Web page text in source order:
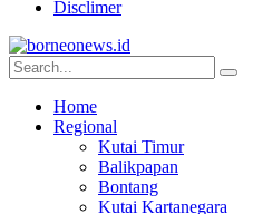
Disclimer
Home
Regional
Kutai Timur
Balikpapan
Bontang
Kutai Kartanegara